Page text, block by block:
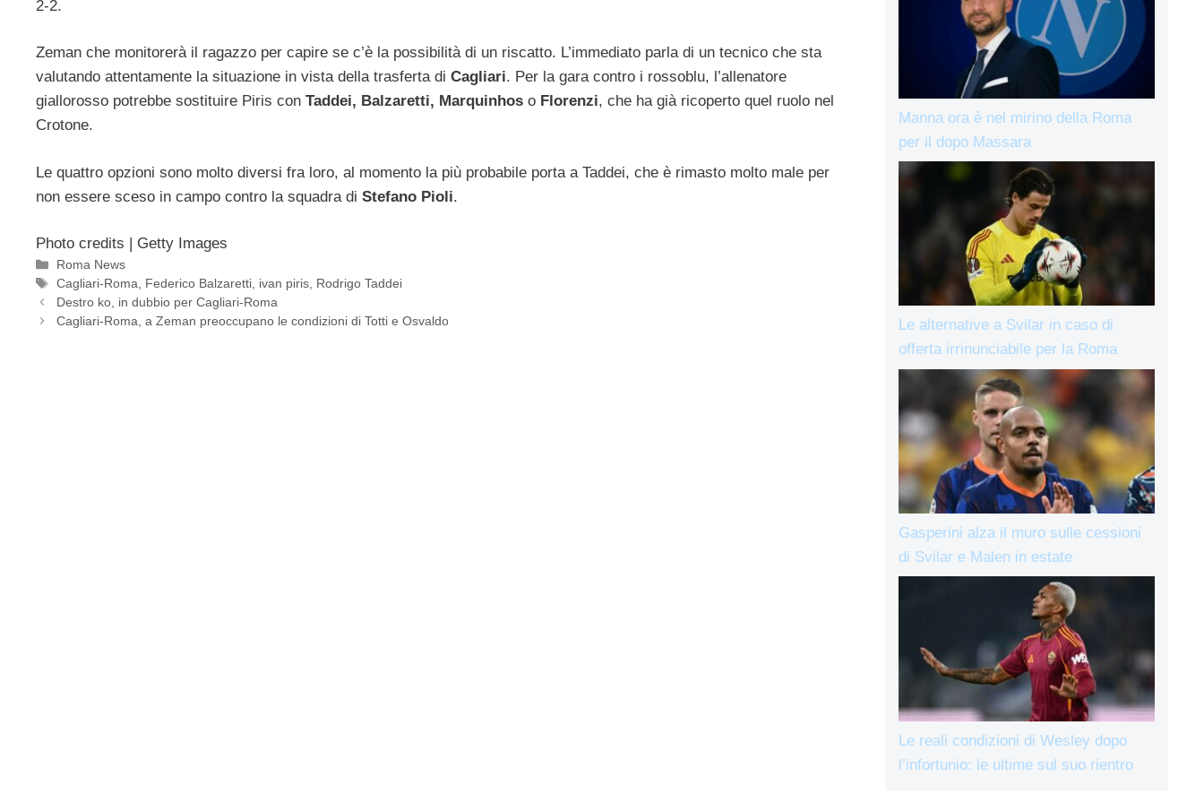
2-2.
Zeman che monitorerà il ragazzo per capire se c’è la possibilità di un riscatto. L’immediato parla di un tecnico che sta
valutando attentamente la situazione in vista della trasferta di Cagliari. Per la gara contro i rossoblu, l’allenatore
giallorosso potrebbe sostituire Piris con Taddei, Balzaretti, Marquinhos o Florenzi, che ha già ricoperto quel ruolo nel
Crotone.
Le quattro opzioni sono molto diversi fra loro, al momento la più probabile porta a Taddei, che è rimasto molto male per
non essere sceso in campo contro la squadra di Stefano Pioli.
Photo credits | Getty Images
Categorie
Roma News
Tag
Cagliari-Roma, Federico Balzaretti, ivan piris, Rodrigo Taddei
Destro ko, in dubbio per Cagliari-Roma
Cagliari-Roma, a Zeman preoccupano le condizioni di Totti e Osvaldo
Manna ora è nel mirino della Roma
per il dopo Massara
Le alternative a Svilar in caso di
offerta irrinunciabile per la Roma
Gasperini alza il muro sulle cessioni
di Svilar e Malen in estate
Le reali condizioni di Wesley dopo
l’infortunio: le ultime sul suo rientro